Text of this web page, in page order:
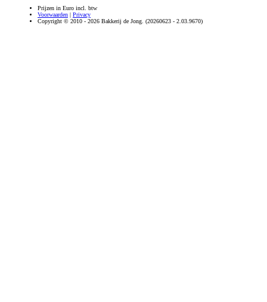
Prijzen in Euro incl. btw
Voorwaarden | Privacy
Copyright © 2010 - 2026 Bakkerij de Jong. (20260623 - 2.03.9670)